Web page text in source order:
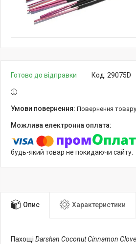
Готово до відправки Код: 29075D
повернення
будь-який товар не покидаючи сайту.
Опис Характеристики
Пахощі Darshan Coconut Cinnamon Clove